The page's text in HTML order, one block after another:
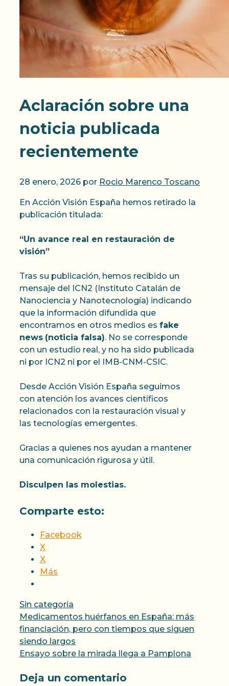
Aclaración sobre una
noticia publicada
recientemente
28 enero, 2026 por Rocio Marenco Toscano
En Acción Visión España hemos retirado la
publicación titulada:
“Un avance real en restauración de
visión”
Tras su publicación, hemos recibido un
mensaje del ICN2 (Instituto Catalán de
Nanociencia y Nanotecnología) indicando
que la información difundida que
encontramos en otros medios es fake
news (noticia falsa). No se corresponde
con un estudio real, y no ha sido publicada
ni por ICN2 ni por el IMB-CNM-CSIC.
Desde Acción Visión España seguimos
con atención los avances científicos
relacionados con la restauración visual y
las tecnologías emergentes.
Gracias a quienes nos ayudan a mantener
una comunicación rigurosa y útil.
Disculpen las molestias.
Comparte esto:
Facebook
X
X
Más
Categorías
Sin categoría
Medicamentos huérfanos en España: más
financiación, pero con tiempos que siguen
siendo largos
Ensayo sobre la mirada llega a Pamplona
Deja un comentario